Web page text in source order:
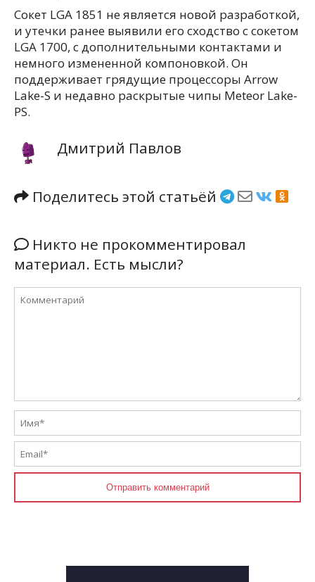
Сокет LGA 1851 не является новой разработкой,
и утечки ранее выявили его сходство с сокетом
LGA 1700, с дополнительными контактами и
немного измененной компоновкой. Он
поддерживает грядущие процессоры Arrow
Lake-S и недавно раскрытые чипы Meteor Lake-
PS.
Дмитрий Павлов
Поделитесь этой статьёй
Никто не прокомментировал
материал. Есть мысли?